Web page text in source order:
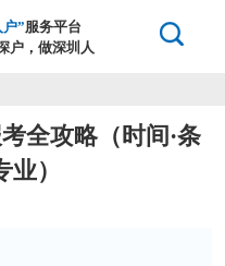
”服务平台
户，做深圳人
全攻略（时间·条
业）